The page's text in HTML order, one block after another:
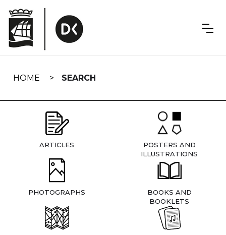
navigation
HOME SEARCH
ARTICLES
POSTERS AND
ILLUSTRATIONS
PHOTOGRAPHS
BOOKS AND
BOOKLETS